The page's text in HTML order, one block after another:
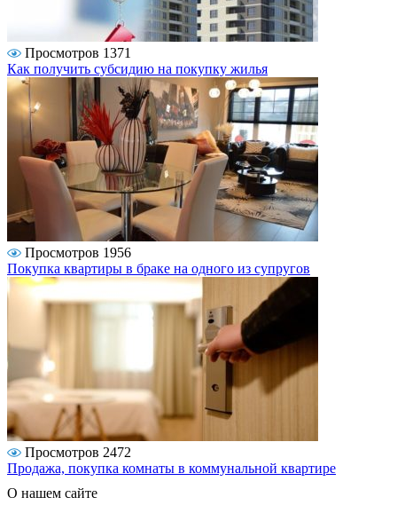
Просмотров 1371
Как получить субсидию на покупку жилья
Просмотров 1956
Покупка квартиры в браке на одного из супругов
Просмотров 2472
Продажа, покупка комнаты в коммунальной квартире
О нашем сайте